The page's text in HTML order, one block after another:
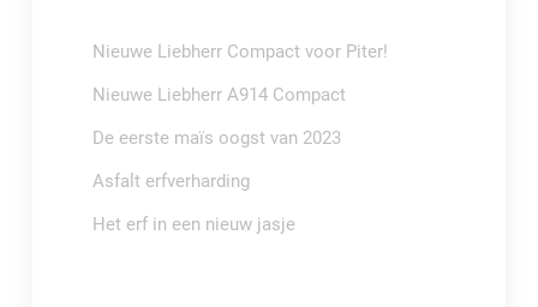
Nieuwe Liebherr Compact voor Piter!
Nieuwe Liebherr A914 Compact
De eerste maïs oogst van 2023
Asfalt erfverharding
Het erf in een nieuw jasje